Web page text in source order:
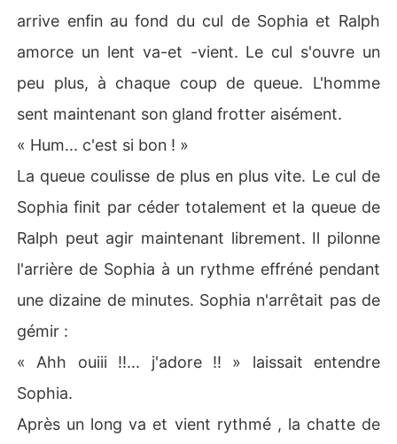
arrive enfin au fond du cul de Sophia et Ralph
amorce un lent va-et -vient. Le cul s'ouvre un
peu plus, à chaque coup de queue. L'homme
sent maintenant son gland frotter aisément.
« Hum... c'est si bon ! »
La queue coulisse de plus en plus vite. Le cul de
Sophia finit par céder totalement et la queue de
Ralph peut agir maintenant librement. Il pilonne
l'arrière de Sophia à un rythme effréné pendant
une dizaine de minutes. Sophia n'arrêtait pas de
gémir :
« Ahh ouiii !!... j'adore !! » laissait entendre
Sophia.
Après un long va et vient rythmé , la chatte de